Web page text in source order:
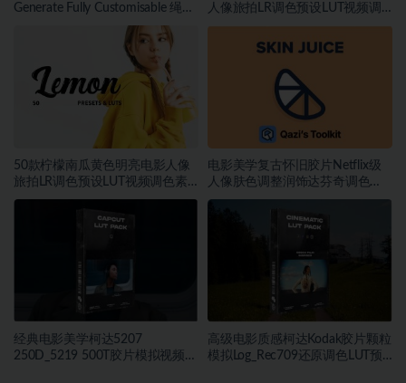
Generate Fully Customisable 绳索
人像旅拍LR调色预设LUT视频调
色素材
50款柠檬南瓜黄色明亮电影人像
旅拍LR调色预设LUT视频调色素
材
电影美学复古怀旧胶片Netflix级
人像肤色调整润饰达芬奇调色
DCTL插件
经典电影美学柯达5207
250D_5219 500T胶片模拟视频色
高级电影质感柯达Kodak胶片颗粒
模拟Log_Rec709还原调色LUT预